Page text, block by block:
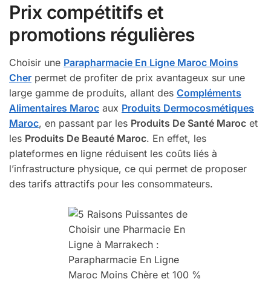
Prix compétitifs et
promotions régulières
Choisir une Parapharmacie En Ligne Maroc Moins
Cher permet de profiter de prix avantageux sur une
large gamme de produits, allant des Compléments
Alimentaires Maroc aux Produits Dermocosmétiques
Maroc, en passant par les Produits De Santé Maroc et
les Produits De Beauté Maroc. En effet, les
plateformes en ligne réduisent les coûts liés à
l’infrastructure physique, ce qui permet de proposer
des tarifs attractifs pour les consommateurs.